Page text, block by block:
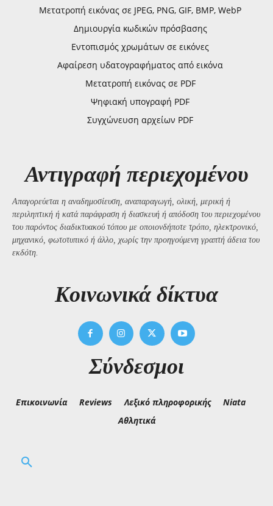
Μετατροπή εικόνας σε JPEG, PNG, GIF, BMP, WebP
Δημιουργία κωδικών πρόσβασης
Εντοπισμός χρωμάτων σε εικόνες
Αφαίρεση υδατογραφήματος από εικόνα
Μετατροπή εικόνας σε PDF
Ψηφιακή υπογραφή PDF
Συγχώνευση αρχείων PDF
Αντιγραφή περιεχομένου
Απαγορεύεται η αναδημοσίευση, αναπαραγωγή, ολική, μερική ή
περιληπτική ή κατά παράφραση ή διασκευή ή απόδοση του περιεχομένου
του παρόντος διαδικτυακού τόπου με οποιονδήποτε τρόπο, ηλεκτρονικό,
μηχανικό, φωτοτυπικό ή άλλο, χωρίς την προηγούμενη γραπτή άδεια του
εκδότη.
Kοινωνικά δίκτυα
Σύνδεσμοι
Επικοινωνία Reviews Λεξικό πληροφορικής
Niata
Αθλητικά